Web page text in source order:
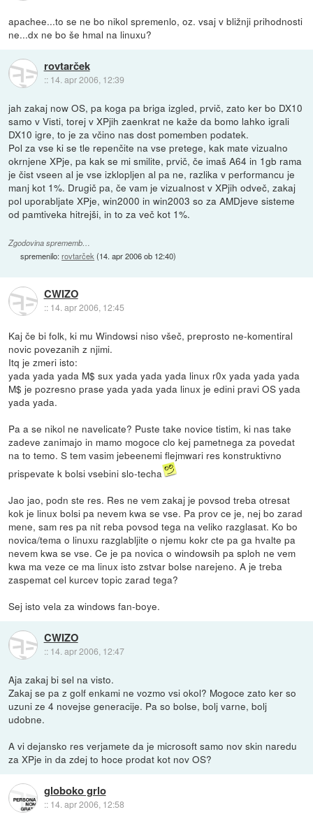
apachee...to se ne bo nikol spremenlo, oz. vsaj v bližnji prihodnosti
ne...dx ne bo še hmal na linuxu?
rovtarček
:: 14. apr 2006, 12:39
jah zakaj now OS, pa koga pa briga izgled, prvič, zato ker bo DX10
samo v Visti, torej v XPjih zaenkrat ne kaže da bomo lahko igrali
DX10 igre, to je za včino nas dost pomemben podatek.
Pol za vse ki se tle repenčite na vse pretege, kak mate vizualno
okrnjene XPje, pa kak se mi smilite, prvič, če imaš A64 in 1gb rama
je čist vseen al je vse izklopljen al pa ne, razlika v performancu je
manj kot 1%. Drugič pa, če vam je vizualnost v XPjih odveč, zakaj
pol uporabljate XPje, win2000 in win2003 so za AMDjeve sisteme
od pamtiveka hitrejši, in to za več kot 1%.
Zgodovina sprememb…
spremenilo:rovtarček (14. apr 2006 ob 12:40)
CWIZO
:: 14. apr 2006, 12:45
Kaj če bi folk, ki mu Windowsi niso všeč, preprosto ne-komentiral
novic povezanih z njimi.
Itq je zmeri isto:
yada yada yada M$ sux yada yada yada linux r0x yada yada yada
M$ je pozresno prase yada yada yada linux je edini pravi OS yada
yada yada.
Pa a se nikol ne navelicate? Puste take novice tistim, ki nas take
zadeve zanimajo in mamo mogoce clo kej pametnega za povedat
na to temo. S tem vasim jebeenemi flejmwari res konstruktivno
prispevate k bolsi vsebini slo-techa
Jao jao, podn ste res. Res ne vem zakaj je povsod treba otresat
kok je linux bolsi pa nevem kwa se vse. Pa prov ce je, nej bo zarad
mene, sam res pa nit reba povsod tega na veliko razglasat. Ko bo
novica/tema o linuxu razglabljite o njemu kokr cte pa ga hvalte pa
nevem kwa se vse. Ce je pa novica o windowsih pa sploh ne vem
kwa ma veze ce ma linux isto zstvar bolse narejeno. A je treba
zaspemat cel kurcev topic zarad tega?
Sej isto vela za windows fan-boye.
CWIZO
:: 14. apr 2006, 12:47
Aja zakaj bi sel na visto.
Zakaj se pa z golf enkami ne vozmo vsi okol? Mogoce zato ker so
uzuni ze 4 novejse generacije. Pa so bolse, bolj varne, bolj
udobne.
A vi dejansko res verjamete da je microsoft samo nov skin naredu
za XPje in da zdej to hoce prodat kot nov OS?
globoko grlo
:: 14. apr 2006, 12:58